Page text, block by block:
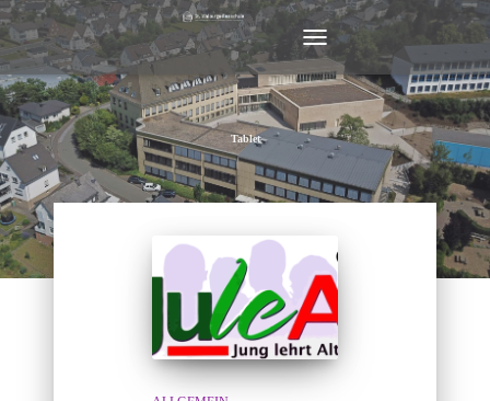
NAVIGATION
UMSCHALTEN
Tablet